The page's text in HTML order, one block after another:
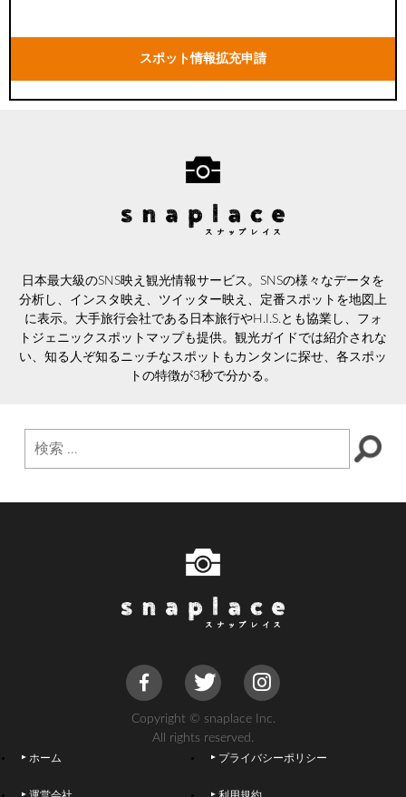
スポット情報拡充申請
日本最大級のSNS映え観光情報サービス。SNSの様々なデータを
分析し、インスタ映え、ツイッター映え、定番スポットを地図上
に表示。大手旅行会社である日本旅行やH.I.S.とも協業し、フォ
トジェニックスポットマップも提供。観光ガイドでは紹介されな
い、知る人ぞ知るニッチなスポットもカンタンに探せ、各スポッ
トの特徴が3秒で分かる。
Copyright © snaplace Inc.
All rights reserved.
ホーム プライバシーポリシー